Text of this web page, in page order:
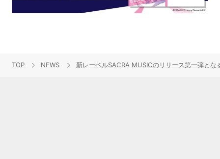
TOP NEWS 新レーベルSACRA MUSICのリリース第一弾と